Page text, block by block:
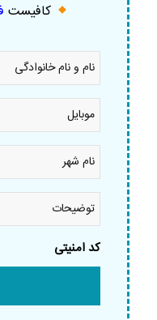
کافیست
نام
نام
خانوادگی
موبایل
نام
شهر *
توضیحات
کد امنیتی